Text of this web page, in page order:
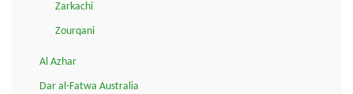
Zarkachi
Zourqani
Al Azhar
Dar al-Fatwa Australia